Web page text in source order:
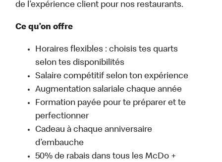
de l’expérience client pour nos restaurants.
Ce qu’on offre
Horaires flexibles : choisis tes quarts
selon tes disponibilités
Salaire compétitif selon ton expérience
Augmentation salariale chaque année
Formation payée pour te préparer et te
perfectionner
Cadeau à chaque anniversaire
d’embauche
50% de rabais dans tous les McDo +